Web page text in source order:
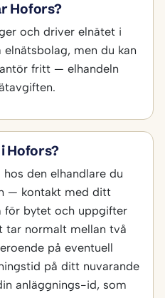
Hofors?
och driver elnätet i
men du kan
fritt — elhandeln
Hofors?
den elhandlare du
— kontakt med ditt
för bytet och uppgifter
tar normalt mellan två
på eventuell
på ditt nuvarande
anläggnings-id, som